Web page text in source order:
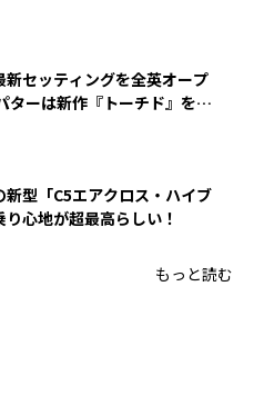
新セッティングを全英オープ
ターは新作『トーチド』を投
新型「C5エアクロス・ハイブ
り心地が超最高らしい！
もっと読む